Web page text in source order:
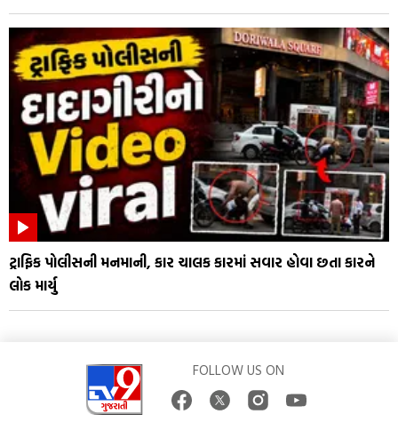
ટ્રાફિક પોલીસની મનમાની, કાર ચાલક કારમાં સવાર હોવા છતા કારને
લોક માર્યુ
FOLLOW US ON